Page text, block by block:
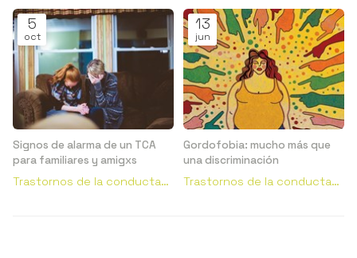
5
oct
Signos de alarma de un TCA
para familiares y amigxs
Trastornos de la conducta
13
jun
Gordofobia: mucho más que
una discriminación
Trastornos de la conducta